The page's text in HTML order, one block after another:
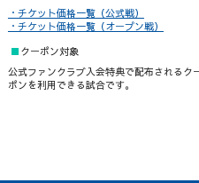
・チケット価格一覧（公式戦）
・チケット価格一覧（オープン戦）
クーポン対象
公式ファンクラブ入会特典で配布されるク
ポンを利用できる試合です。